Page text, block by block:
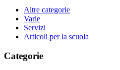
Altre categorie
Varie
Servizi
Articoli per la scuola
Categorie